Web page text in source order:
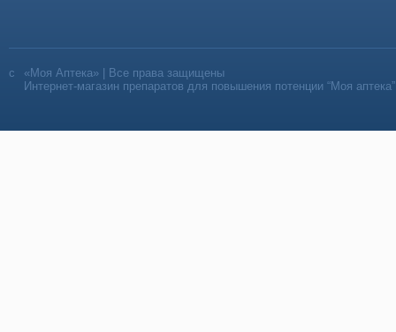
«Моя Аптека» | Все права защищены
Интернет-магазин препаратов для повышения потенции “Моя